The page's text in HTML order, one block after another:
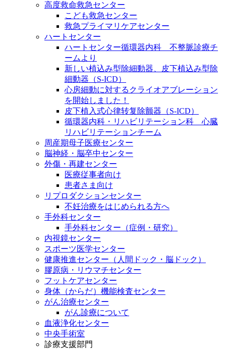
高度救命救急センター
こども救急センター
救急プライマリケアセンター
ハートセンター
ハートセンター循環器内科 不整脈診療チ
ームより
新しい植込み型除細動器、皮下植込み型除
細動器（S-ICD）
心房細動に対するクライオアブレーション
を開始しました！
皮下植入式心律转复除颤器（S-ICD）
循環器内科・リハビリテーション科 心臓
リハビリテーションチーム
周産期母子医療センター
脳神経・脳卒中センター
外傷・再建センター
医療従事者向け
患者さま向け
リプロダクションセンター
不妊治療をはじめられる方へ
手外科センター
手外科センター（症例・研究）
内視鏡センター
スポーツ医学センター
健康推進センター（人間ドック・脳ドック）
膠原病・リウマチセンター
フットケアセンター
身体（からだ）機能検査センター
がん治療センター
がん診療について
血液浄化センター
中央手術室
診療支援部門